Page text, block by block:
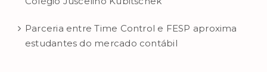
Parceria entre Time Control e FESP aproxima
estudantes do mercado contábil